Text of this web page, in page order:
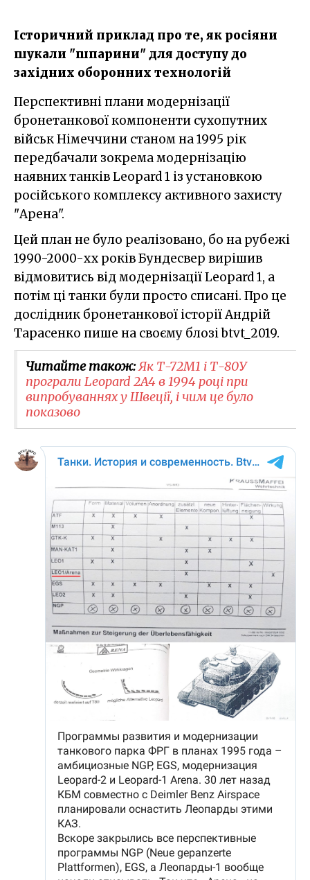
Історичний приклад про те, як росіяни
шукали "шпарини" для доступу до
західних оборонних технологій
Перспективні плани модернізації
бронетанкової компоненти сухопутних
військ Німеччини станом на 1995 рік
передбачали зокрема модернізацію
наявних танків Leopard 1 із установкою
російського комплексу активного захисту
"Арена".
Цей план не було реалізовано, бо на рубежі
1990-2000-хх років Бундесвер вирішив
відмовитись від модернізації Leopard 1, а
потім ці танки були просто списані. Про це
дослідник бронетанкової історії Андрій
Тарасенко пише на своєму блозі btvt_2019.
Читайте також:Як Т-72М1 і Т-80У
програли Leopard 2A4 в 1994 році при
випробуваннях у Швеції, і чим це було
показово